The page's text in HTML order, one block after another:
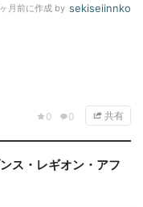
月前に作成 by sekiseiinnko
0 0 共有
ス・レギオン・アフ